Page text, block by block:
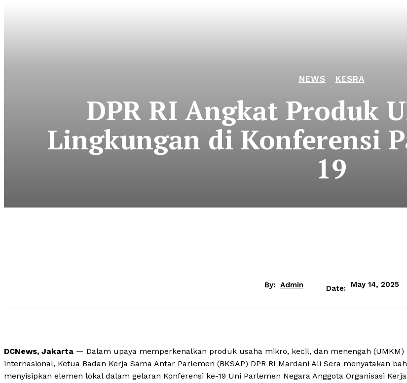
NEWS KESRA
DPR RI Angkat Produk
Lingkungan di Konferensi
19
By: Admin Date: May 14, 2025
DCNews, Jakarta — Dalam upaya memperkenalkan produk usaha mikro, kecil, dan menengah (UMKM)
internasional, Ketua Badan Kerja Sama Antar Parlemen (BKSAP) DPR RI Mardani Ali Sera menyatakan
menyisipkan elemen lokal dalam gelaran Konferensi ke-19 Uni Parlemen Negara Anggota Organisasi